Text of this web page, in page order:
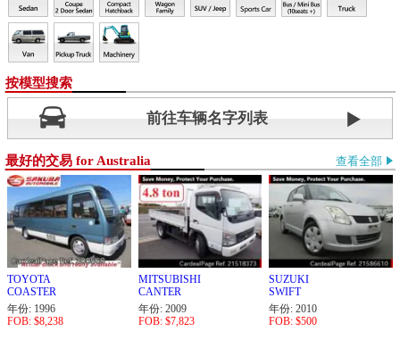
按模型搜索
前往车辆名字列表
最好的交易 for Australia 查看全部
TOYOTA
COASTER
年份: 1996
FOB: $8,238
MITSUBISHI
CANTER
年份: 2009
FOB: $7,823
SUZUKI
SWIFT
年份: 2010
FOB: $500